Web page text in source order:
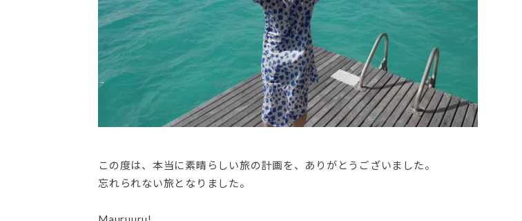
この度は、本当に素晴らしい旅の計画を、ありがとうございました。
忘れられない旅となりました。